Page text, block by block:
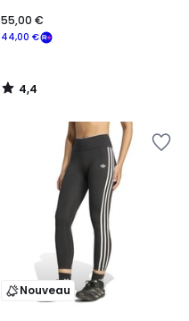
44,00 €
55,00 €
4,4
/
Nouveau